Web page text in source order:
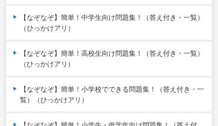
【なぞなぞ】簡単！中学生向け問題集！（答え付き・一覧）
（ひっかけアリ）
【なぞなぞ】簡単！高校生向け問題集！（答え付き・一覧）
（ひっかけアリ）
【なぞなぞ】簡単！小学校でできる問題集！（答え付き・一
覧）（ひっかけアリ）